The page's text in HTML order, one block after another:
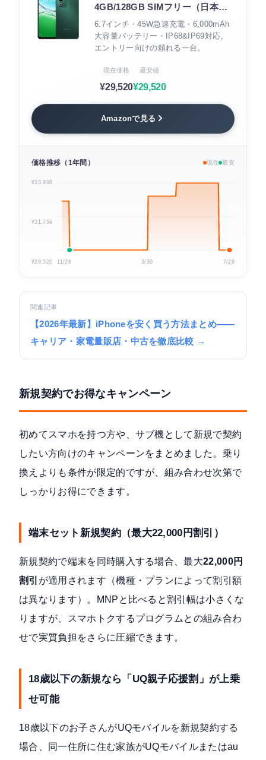
4GB/128GB SIMフリー（日本正
規代理店品）
6.7インチ・45W急速充電・6,000mAh
大容量バッテリー・IP68&IP69対応。
エントリー向けの頼れる一台。
現在価格
¥29,520
最安値
¥29,520
Amazonで見る
価格推移（1年間） 現在 最安
¥33,998
¥31,759
¥29,520 11/28 3/30 7/29
関連記事
【2026年最新】iPhoneを安く買う方法まとめ——
キャリア・家電量販店・中古を徹底比較 →
新規契約でお得なキャンペーン
初めてスマホを持つ方や、サブ機として新規で契約
したい方向けのキャンペーンをまとめました。乗り
換えよりも条件が限定的ですが、組み合わせ次第で
しっかりお得にできます。
端末セット新規契約（最大22,000円割引）
新規契約で端末を同時購入する場合、最大22,000円
割引 が適用されます（機種・プランによって割引額
は異なります）。MNPと比べると割引幅は小さくな
りますが、スマホトクするプログラムとの組み合わ
せで実質負担をさらに圧縮できます。
18歳以下の新規なら「UQ親子応援割」が上乗
せ可能
18歳以下のお子さんがUQモバイルを新規契約する
場合、同一住所に住む家族がUQモバイルまたはau